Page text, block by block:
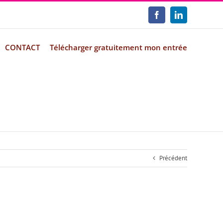
FacebookLinkedIn
CONTACT Télécharger gratuitement mon entrée
Précédent